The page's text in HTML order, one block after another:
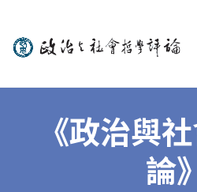
政治與社會哲學
《政治與
論》